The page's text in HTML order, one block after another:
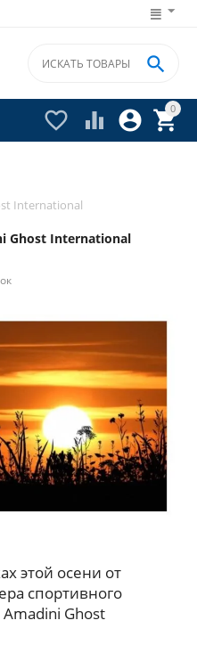
0


 

International
Ghost International
этой осени от
спортивного
Ghost